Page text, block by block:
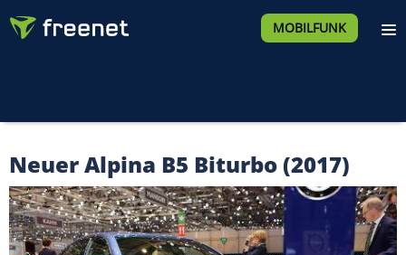
MOBILFUNK
Neuer Alpina B5 Biturbo (2017)